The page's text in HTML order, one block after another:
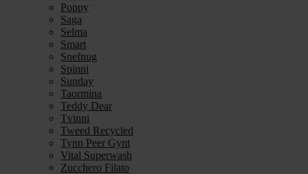
Poppy
Saga
Selma
Smart
Snefnug
Spinni
Sunday
Taormina
Teddy Dear
Tvinni
Tweed Recycled
Tynn Peer Gynt
Vital Superwash
Zucchero Filato